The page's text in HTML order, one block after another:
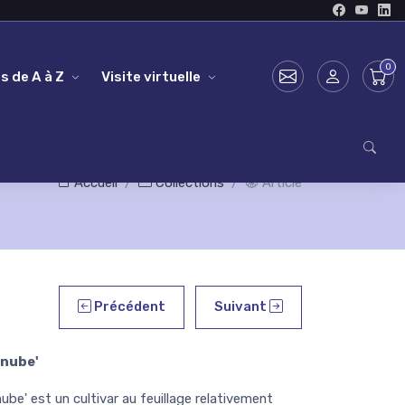
de A à Z Visite virtuelle
Accueil Collections Article
Précédent Suivant
est un cultivar au feuillage relativement